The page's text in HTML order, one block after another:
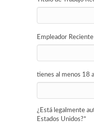
Empleador Reciente
tienes al menos 18
¿Está legalmente
Estados Unidos?*